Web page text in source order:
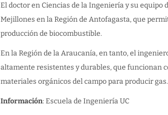
El doctor en Ciencias de la Ingeniería y su
Mejillones en la Región de Antofagasta, que
producción de biocombustible.
En la Región de la Araucanía, en tanto, el
altamente resistentes y durables, que funcionan
materiales orgánicos del campo para producir gas.
Información: Escuela de Ingeniería UC